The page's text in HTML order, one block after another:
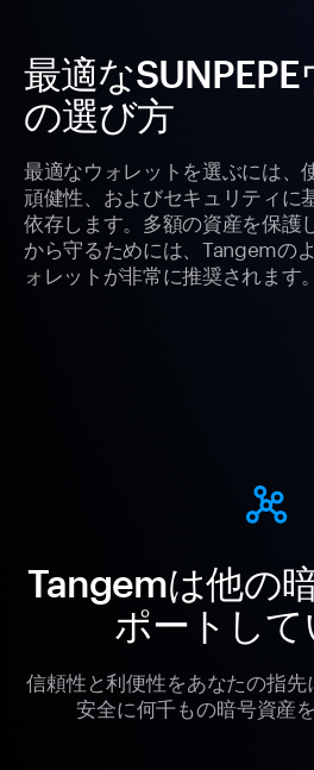
最適な
の選び方
最適なウォレットを選ぶには、
頑健性、およびセキュリティに
依存します。多額の資産を保護
から守るためには、Tangemの
ォレットが非常に推奨されます。
Tangemは他の
ポートし
信頼性と利便性をあなたの指先
安全に何千もの暗号資産